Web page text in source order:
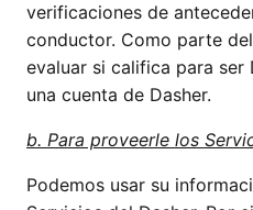
verificaciones de
conductor. Como parte
evaluar si califica para
una cuenta de Dasher.
b. Para proveerle los
Podemos usar su